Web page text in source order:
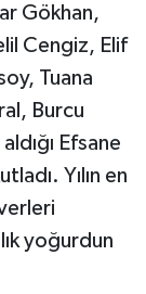
Gökhan,
Cengiz, Elif
Tuana
Burcu
Efsane
Yılın en
yoğurdun